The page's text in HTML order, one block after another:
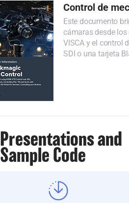
Control de
Este documento
cámaras desde
VISCA y el control
SDI o una tarjeta
Presentations and
Sample Code